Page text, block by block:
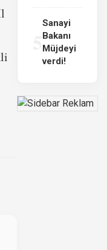
Sanayi
Bakanı
Müjdeyi
verdi!